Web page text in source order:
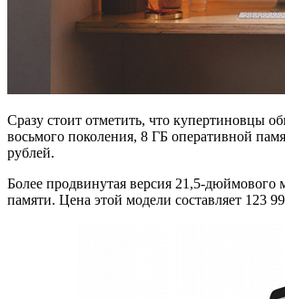
Сразу стоит отметить, что купертиновцы
восьмого поколения, 8 ГБ оперативной
рублей.
Более продвинутая версия 21,5-
памяти. Цена этой модели составляет 123